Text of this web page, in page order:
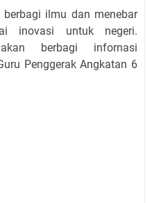
berbagi ilmu dan menebar
inovasi untuk negeri.
berbagi infornasi
Penggerak Angkatan 6